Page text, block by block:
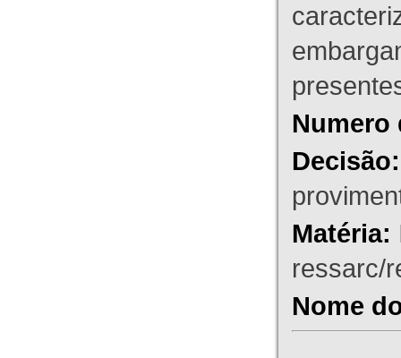
Numero
Decisão:
Matéria:
ressarc/
Nome